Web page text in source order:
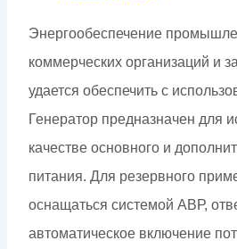
Энергообеспечение
коммерческих организаций и
удается обеспечить с
Генератор предназначен для
качестве основного и
питания. Для резервного
оснащаться системой АВР,
автоматическое включение